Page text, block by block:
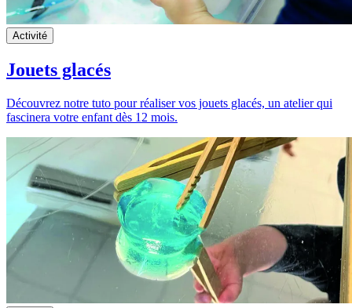
Activité
Jouets glacés
Découvrez notre tuto pour réaliser vos jouets glacés, un atelier qui
fascinera votre enfant dès 12 mois.